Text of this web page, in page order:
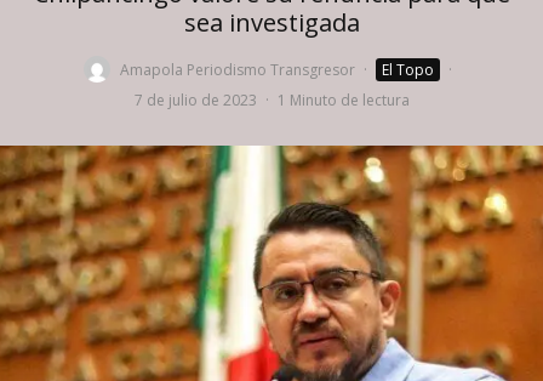
sea investigada
Amapola Periodismo Transgresor · El Topo
·
7 de julio de 2023 · 1 Minuto de lectura